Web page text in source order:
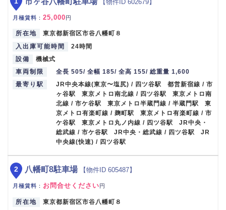
【物件ID 602679】
月極賃料 ： 25,000円
所在地
東京都新宿区市谷八幡町８
入出庫可能時間
24時間
設備
機械式
車両制限
全長 505/ 全幅 185/ 全高 155/ 総重量 1,600
最寄り駅
JR中央本線(東京〜塩尻) / 四ツ谷駅 都営新宿線 / 市
ヶ谷駅 東京メトロ南北線 / 四ツ谷駅 東京メトロ南
北線 / 市ケ谷駅 東京メトロ半蔵門線 / 半蔵門駅 東
京メトロ有楽町線 / 麹町駅 東京メトロ有楽町線 / 市
ケ谷駅 東京メトロ丸ノ内線 / 四ツ谷駅 JR中央・
総武線 / 市ケ谷駅 JR中央・総武線 / 四ツ谷駅 JR
中央線(快速) / 四ツ谷駅
八幡町8駐車場 【物件ID 605487】
月極賃料 ： お問合せください 円
所在地
東京都新宿区市谷八幡町８
2